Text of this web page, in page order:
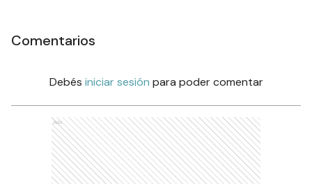
Comentarios
Debés iniciar sesión para poder comentar
Ads